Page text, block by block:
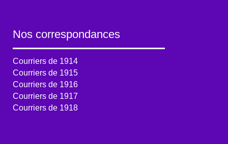
Nos correspondances
Courriers de 1914
Courriers de 1915
Courriers de 1916
Courriers de 1917
Courriers de 1918